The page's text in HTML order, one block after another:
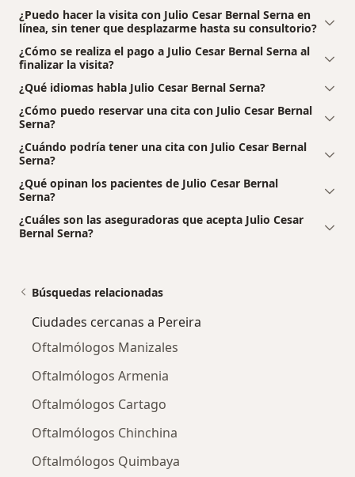
¿Puedo hacer la visita con Julio Cesar Bernal Serna en
línea, sin tener que desplazarme hasta su consultorio?
¿Cómo se realiza el pago a Julio Cesar Bernal Serna al
finalizar la visita?
¿Qué idiomas habla Julio Cesar Bernal Serna?
¿Cómo puedo reservar una cita con Julio Cesar Bernal
Serna?
¿Cuándo podría tener una cita con Julio Cesar Bernal
Serna?
¿Qué opinan los pacientes de Julio Cesar Bernal
Serna?
¿Cuáles son las aseguradoras que acepta Julio Cesar
Bernal Serna?
Búsquedas relacionadas
Ciudades cercanas a Pereira
Oftalmólogos Manizales
Oftalmólogos Armenia
Oftalmólogos Cartago
Oftalmólogos Chinchina
Oftalmólogos Quimbaya